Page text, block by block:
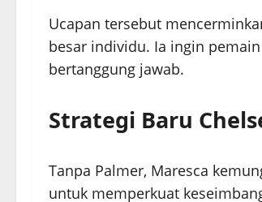
Ucapan tersebut
besar individu. Ia ingin
bertanggung jawab.
Strategi Baru
Tanpa Palmer, Maresca
untuk memperkuat